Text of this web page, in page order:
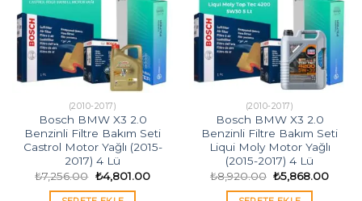
(2010-2017)
Bosch BMW X3 2.0
Benzinli Filtre Bakım Seti
Castrol Motor Yağlı (2015-
2017) 4 Lü
₺7,256.00 Orijinal
fiyat:
₺7,256.00.
₺4,801.00Şu
(2010-2017)
Bosch BMW X3 2.0
Benzinli Filtre Bakım Seti
Liqui Moly Motor Yağlı
(2015-2017) 4 Lü
₺8,920.00 Orijinal
fiyat:
₺8,920.00.
₺5,868.00Şu